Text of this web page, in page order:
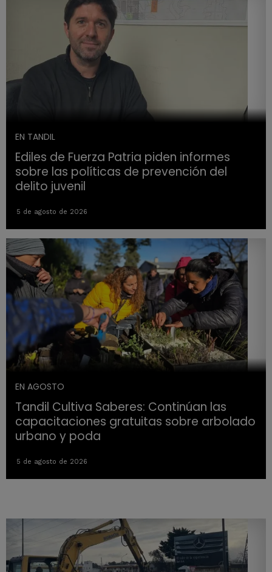
EN TANDIL
Ediles de Fuerza Patria piden informes
sobre las políticas de prevención del
delito juvenil
5 de agosto de 2026
EN AGOSTO
Tandil Cultiva Saberes: Continúan las
capacitaciones gratuitas sobre arbolado
urbano y poda
5 de agosto de 2026